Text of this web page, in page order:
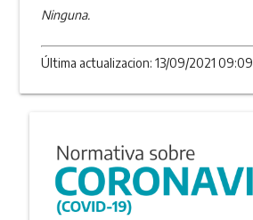
Ninguna.
Última actualizacion: 13/09/2021 09:09